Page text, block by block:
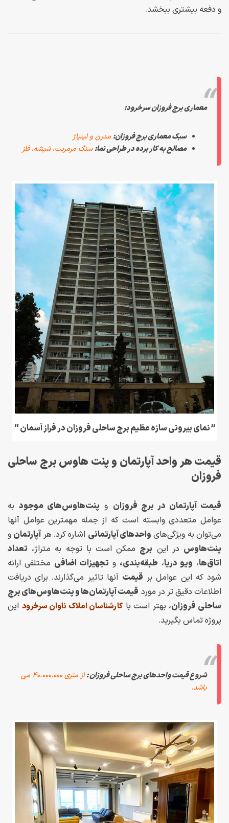
و دفعه بیشتری ببخشد.
معماری برج فروزان سرخرود:
سبک معماری برج فروزان: مدرن و لینیاژ
مصالح به کار برده در طراحی نما: سنگ مرمریت، شیشه، فلز
” نمای بیرونی سازه عظیم برج ساحلی فروزان در فراز آسمان “
قیمت هر واحد آپارتمان و پنت هاوس برج ساحلی
فروزان
قیمت آپارتمان‌ در برج فروزان و پنت‌هاوس‌های موجودبه
عوامل متعددی وابسته است که از جمله مهمترین عوامل آنها
می‌توان به ویژگی‌های واحدهای آپارتمانی اشاره کرد. هر آپارتمان و
پنت‌هاوس در این برج ممکن است با توجه به متراژ، تعداد
اتاق‌ها، ویو دریا، طبقه‌بندی، و تجهیزات اضافی مختلفی ارائه
شود که این عوامل بر قیمت آنها تاثیر می‌گذارند. برای دریافت
اطلاعات دقیق تر در مورد قیمت آپارتمان‌ها و پنت‌هاوس‌های برج
ساحلی فروزان، بهتر است با کارشناسان املاک ناوان سرخرود این
پروژه تماس بگیرید.
شروع قیمت واحدهای برج ساحلی فروزان :
از متری ۴۰.۰۰۰.۰۰۰ می
باشد.